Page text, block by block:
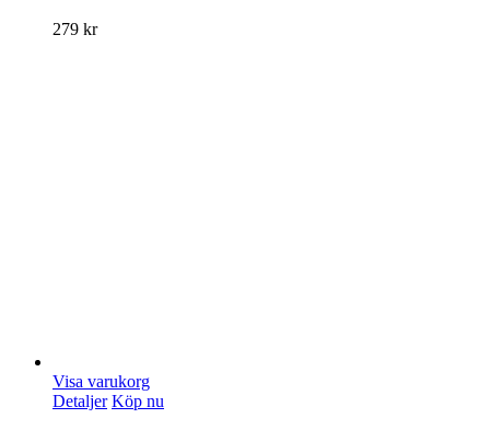
279 kr
Visa varukorg
Detaljer Köp nu